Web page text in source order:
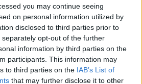
you may continue seeing
on personal information utilized by
disclosed to third parties prior to
opt-out of the further
information by third parties on the
participants. This information may
to third parties on the IAB’s List of
that may further disclose it to other
00:02:25
Sinkevičiai tikina interesų
tik apie gamtą
00:00:46